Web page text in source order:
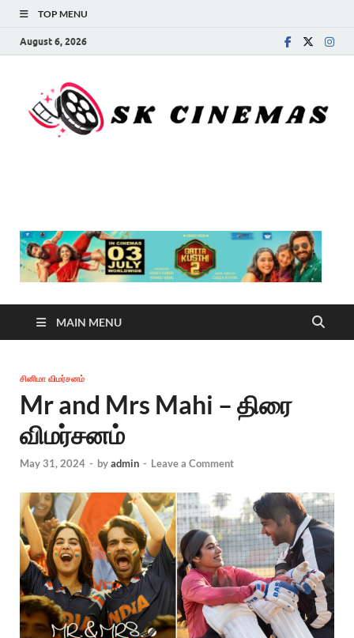
TOP MENU
August 6, 2026
MAIN MENU
சினிமா விமர்சனம்
Mr and Mrs Mahi – திரை
விமர்சனம்
May 31, 2024 - byadmin - Leave a Comment